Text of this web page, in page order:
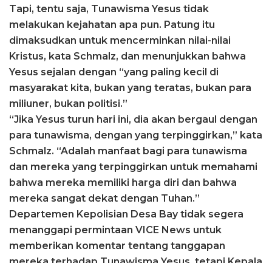
Tapi, tentu saja, Tunawisma Yesus tidak
melakukan kejahatan apa pun. Patung itu
dimaksudkan untuk mencerminkan nilai-nilai
Kristus, kata Schmalz, dan menunjukkan bahwa
Yesus sejalan dengan “yang paling kecil di
masyarakat kita, bukan yang teratas, bukan para
miliuner, bukan politisi.”
“Jika Yesus turun hari ini, dia akan bergaul dengan
para tunawisma, dengan yang terpinggirkan,” kata
Schmalz. “Adalah manfaat bagi para tunawisma
dan mereka yang terpinggirkan untuk memahami
bahwa mereka memiliki harga diri dan bahwa
mereka sangat dekat dengan Tuhan.”
Departemen Kepolisian Desa Bay tidak segera
menanggapi permintaan VICE News untuk
memberikan komentar tentang tanggapan